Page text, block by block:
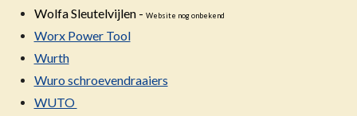
Wolfa Sleutelvijlen - Website nog onbekend
Worx Power Tool
Wurth
Wuro schroevendraaiers
WUTO